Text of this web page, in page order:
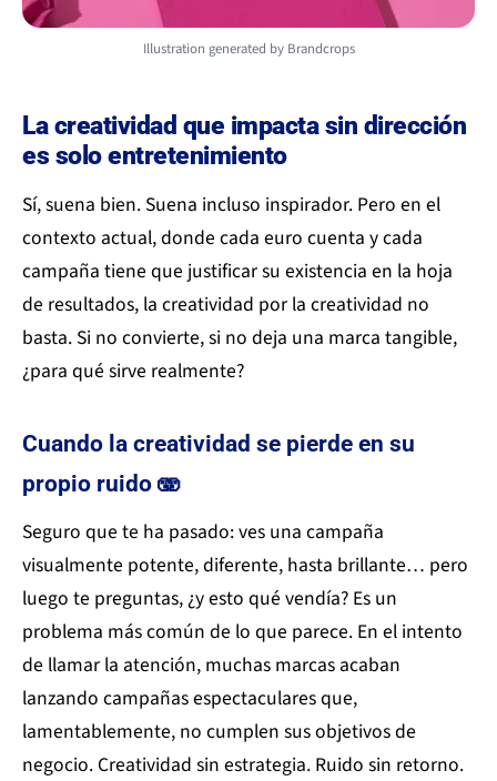
Illustration generated by Brandcrops
La creatividad que impacta sin dirección
es solo entretenimiento
Sí, suena bien. Suena incluso inspirador. Pero en el
contexto actual, donde cada euro cuenta y cada
campaña tiene que justificar su existencia en la hoja
de resultados, la creatividad por la creatividad no
basta. Si no convierte, si no deja una marca tangible,
¿para qué sirve realmente?
Cuando la creatividad se pierde en su
propio ruido 🫨
Seguro que te ha pasado: ves una campaña
visualmente potente, diferente, hasta brillante… pero
luego te preguntas, ¿y esto qué vendía? Es un
problema más común de lo que parece. En el intento
de llamar la atención, muchas marcas acaban
lanzando campañas espectaculares que,
lamentablemente, no cumplen sus objetivos de
negocio. Creatividad sin estrategia. Ruido sin retorno.